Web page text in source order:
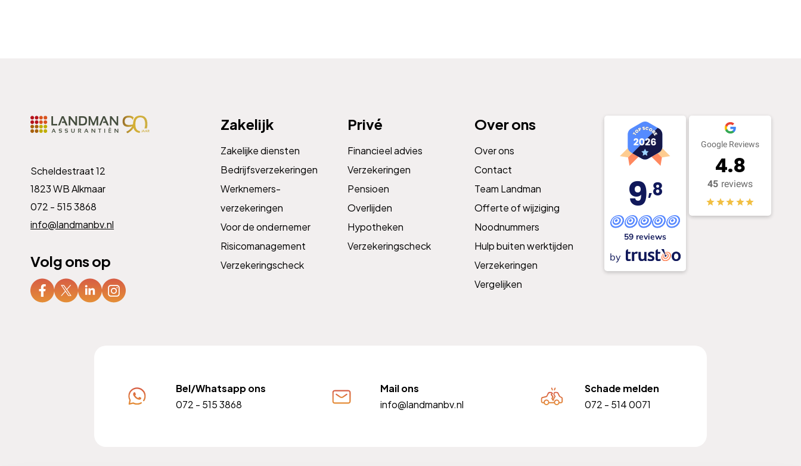
Scheldestraat 12
1823 WB Alkmaar
072 - 515 3868
info@landmanbv.nl
Volg ons op
Zakelijk
Zakelijke diensten
Bedrijfsverzekeringen
Werknemers­­
verzekeringen
Voor de ondernemer
Risicomanagement
Verzekeringscheck
Privé
Financieel advies
Verzekeringen
Pensioen
Overlijden
Hypotheken
Verzekeringscheck
Over ons
Over ons
Contact
Team Landman
Offerte of wijziging
Noodnummers
Hulp buiten werktijden
Verzekeringen
Vergelijken
9,8
59 reviews
by
Google Reviews
4.8
45 reviews
Bel/Whatsapp ons
072 - 515 3868
Mail ons
info@landmanbv.nl
Schade melden
072 - 514 0071